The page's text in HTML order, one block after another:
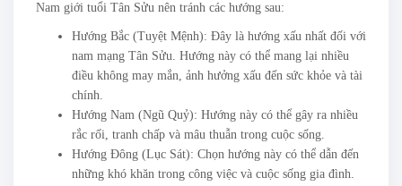
Nam giới tuổi Tân Sửu nên tránh các hướng sau:
Hướng Bắc (Tuyệt Mệnh): Đây là hướng xấu nhất đối với
nam mạng Tân Sửu. Hướng này có thể mang lại nhiều
điều không may mắn, ảnh hưởng xấu đến sức khỏe và tài
chính.
Hướng Nam (Ngũ Quỷ): Hướng này có thể gây ra nhiều
rắc rối, tranh chấp và mâu thuẫn trong cuộc sống.
Hướng Đông (Lục Sát): Chọn hướng này có thể dẫn đến
những khó khăn trong công việc và cuộc sống gia đình.